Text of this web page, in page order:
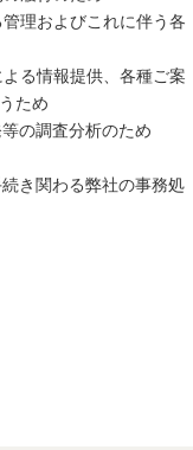
理およびこれに伴う各
る情報提供、各種ご案
ため
の調査分析のため
き関わる弊社の事務処